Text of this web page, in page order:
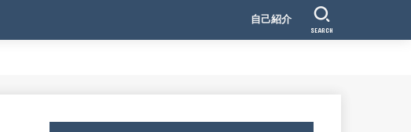
自己紹介
SEARCH